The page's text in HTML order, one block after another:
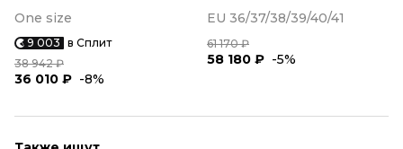
One size
9 003 в Сплит
38 942 ₽
36 010 ₽ -8%
EU 36/37/38/39/40/41
61 170 ₽
58 180 ₽ -5%